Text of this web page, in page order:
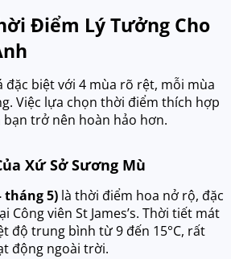
Điểm Lý Tưởng Cho
đặc biệt với 4 mùa rõ rệt, mỗi mùa
Việc lựa chọn thời điểm thích hợp
bạn trở nên hoàn hảo hơn.
Xứ Sở Sương Mù
tháng 5) là thời điểm hoa nở rộ, đặc
Công viên St James’s. Thời tiết mát
độ trung bình từ 9 đến 15°C, rất
động ngoài trời.